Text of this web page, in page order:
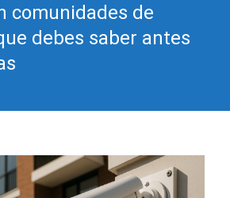
comunidades de
debes saber antes